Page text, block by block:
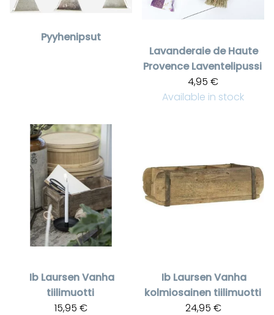
Pyyhenipsut
Lavanderaie de Haute
Provence Laventelipussi
4,95 €
Available in stock
Ib LaursenVanha
tiilimuotti
15,95 €
Ib LaursenVanha
kolmiosainen tiilimuotti
24,95 €